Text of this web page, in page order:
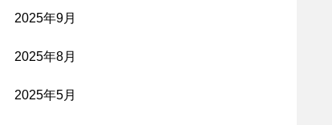
2025年9月
2025年8月
2025年5月